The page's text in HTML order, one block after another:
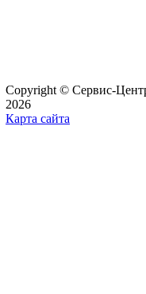
Copyright © Сервис-
2026
Карта сайта